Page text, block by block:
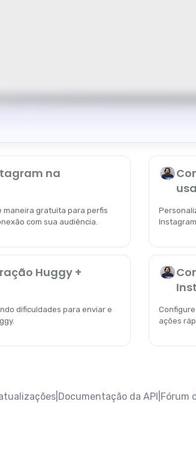
na
maneira gratuita para perfis
com sua audiência.
Huggy +
dificuldades para enviar e
ações
Documentação da API Fórum